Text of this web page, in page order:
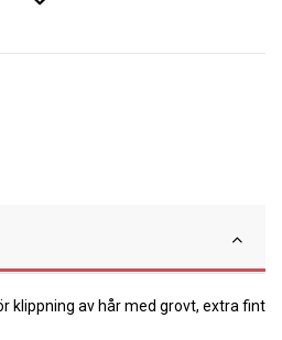
klippning av hår med grovt, extra fint